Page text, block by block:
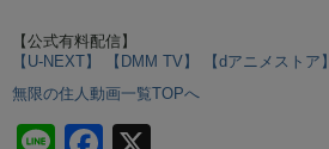
【公式有料配信】
【U-NEXT】
【DMM TV】
【dアニメストア】
無限の住人動画一覧TOPへ